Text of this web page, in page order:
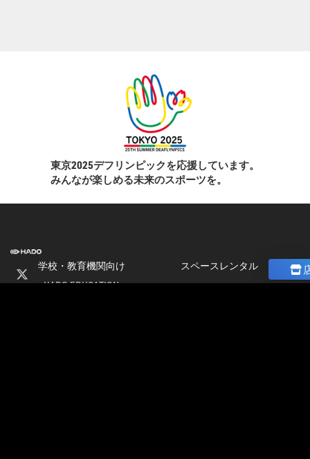
東京2025デフリンピックを応援しています。
みんなが楽しめる未来のスポーツを。
学校・教育機関向け
HADO EDUCATION
スペースレンタル